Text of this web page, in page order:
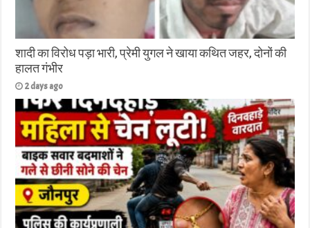
शादी का विरोध पड़ा भारी, प्रेमी युगल ने खाया कथित जहर, दोनों की
हालत गंभीर
2 days ago